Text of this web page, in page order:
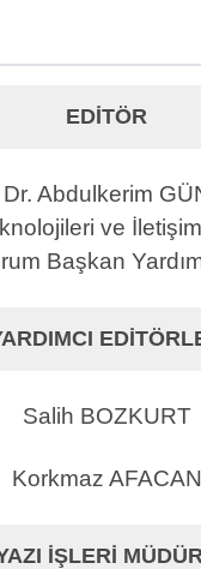
EDİTÖR
Dr. Abdulkerim
ve
Başkan
Salih BOZKURT
Korkmaz AFACAN
İŞLERİ